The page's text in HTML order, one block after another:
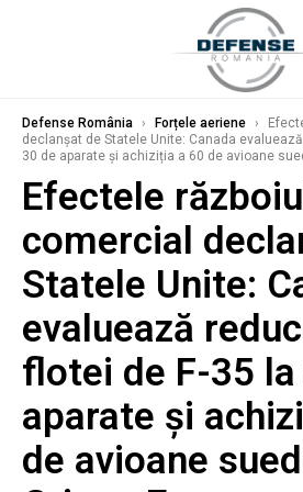
Defense România › Forțele aeriene ›
declanșat de Statele Unite: Canada
30 de aparate și achiziția a 60 de avioane
Efectele
comercial
Statele Unite:
evaluează
flotei de F-35 la
aparate și
de avioane